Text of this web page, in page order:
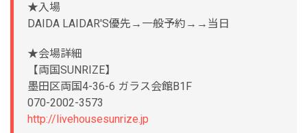
★入場
DAIDA LAIDAR'S優先→一般予約→→当日
★会場詳細
【両国SUNRIZE】
墨田区両国4-36-6 ガラス会館B1F
070-2002-3573
http://livehousesunrize.jp